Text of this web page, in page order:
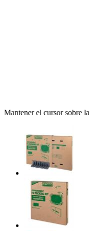
Mantener el cursor sobre